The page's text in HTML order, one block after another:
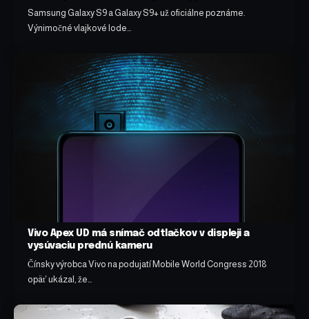
Samsung Galaxy S9 a Galaxy S9+ už oficiálne poznáme.
Výnimočné vlajkové lode…
Vivo Apex UD má snímač odtlačkov v displeji a
vysúvaciu prednú kameru
Čínsky výrobca Vivo na podujatí Mobile World Congress 2018
opäť ukázal, že…